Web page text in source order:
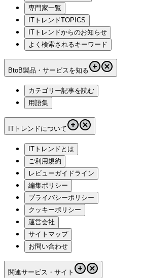
専門家一覧
ITトレンドTOPICS
ITトレンドからのお知らせ
よく検索されるキーワード
BtoB製品・サービスを知る
カテゴリー記事を読む
用語集
ITトレンドについて
ITトレンドとは
ご利用規約
レビューガイドライン
編集ポリシー
プライバシーポリシー
クッキーポリシー
運営会社
サイトマップ
お問い合わせ
関連サービス・サイト